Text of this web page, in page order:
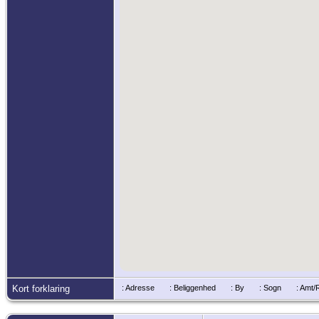
Kort forklaring : Adresse : Beliggenhed : By : Sogn :